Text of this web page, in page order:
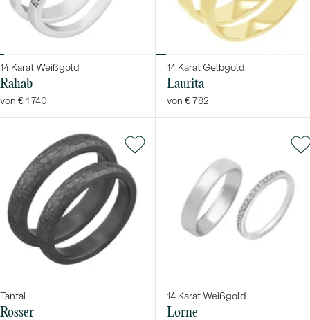
14 Karat Weißgold
Rahab
von € 1 740
14 Karat Gelbgold
Laurita
von € 782
Tantal
Rosser
14 Karat Weißgold
Lorne